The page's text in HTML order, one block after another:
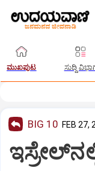
ಮುಖಪುಟ ಸುದ್ದಿ
BIG 10 FEB 27,